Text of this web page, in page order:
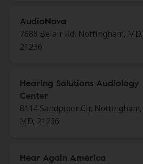
AudioNova
7688 Belair Rd, Nottingham, MD,
21236
Hearing Solutions Audiology
Center
8114 Sandpiper Cir, Nottingham,
MD, 21236
Hear Again America